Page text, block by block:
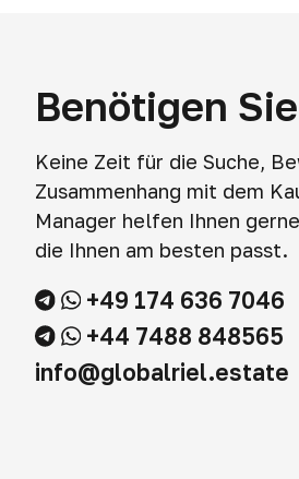
Benötigen
Keine Zeit für die Suche,
Zusammenhang mit dem
Manager helfen Ihnen
die Ihnen am besten passt.
+49 174 636 7046
+44 7488 848565
info@globalriel.estate